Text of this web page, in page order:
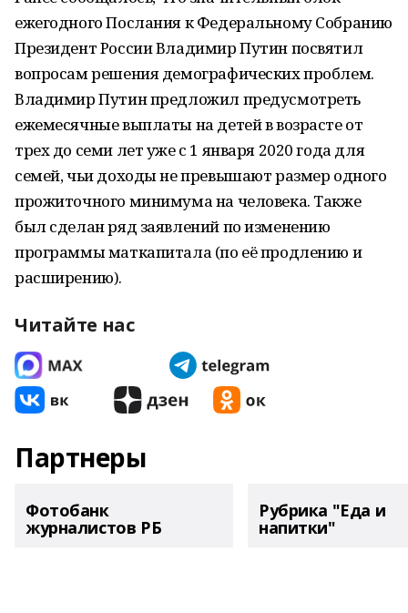
ежегодного Послания к Федеральному Собранию
Президент России Владимир Путин посвятил
вопросам решения демографических проблем.
Владимир Путин предложил предусмотреть
ежемесячные выплаты на детей в возрасте от
трех до семи лет уже с 1 января 2020 года для
семей, чьи доходы не превышают размер одного
прожиточного минимума на человека. Также
был сделан ряд заявлений по изменению
программы маткапитала (по её продлению и
расширению).
Читайте нас
Партнеры
Фотобанк
журналистов РБ
Рубрика "Еда и
напитки"